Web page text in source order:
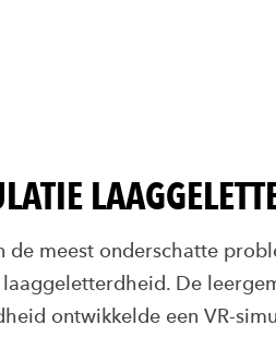
de meest onderschatte
De
ontwikkelde een VR-